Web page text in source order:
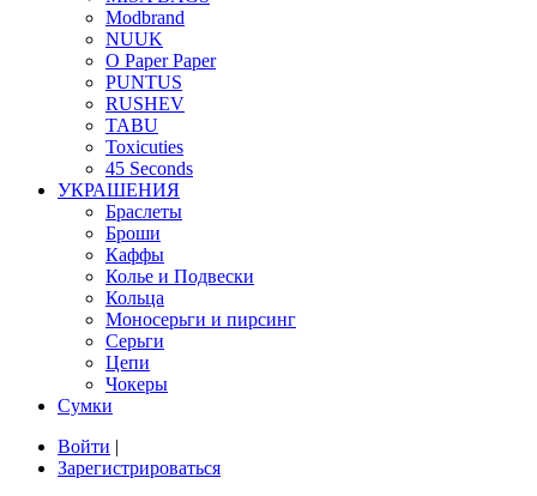
Modbrand
NUUK
O Paper Paper
PUNTUS
RUSHEV
TABU
Toxicuties
45 Seconds
УКРАШЕНИЯ
Браслеты
Броши
Каффы
Колье и Подвески
Кольца
Моносерьги и пирсинг
Серьги
Цепи
Чокеры
Сумки
Войти |
Зарегистрироваться